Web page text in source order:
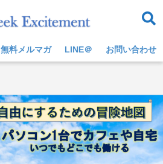
無料メルマガ LINE＠ お問い合わせ